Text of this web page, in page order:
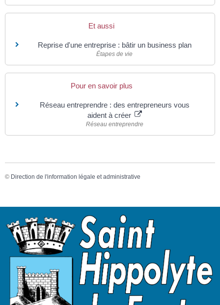
Et aussi
Reprise d'une entreprise : bâtir un business plan
Étapes de vie
Pour en savoir plus
Réseau entreprendre : des entrepreneurs vous
aident à créer
Réseau entreprendre
© Direction de l'information légale et administrative